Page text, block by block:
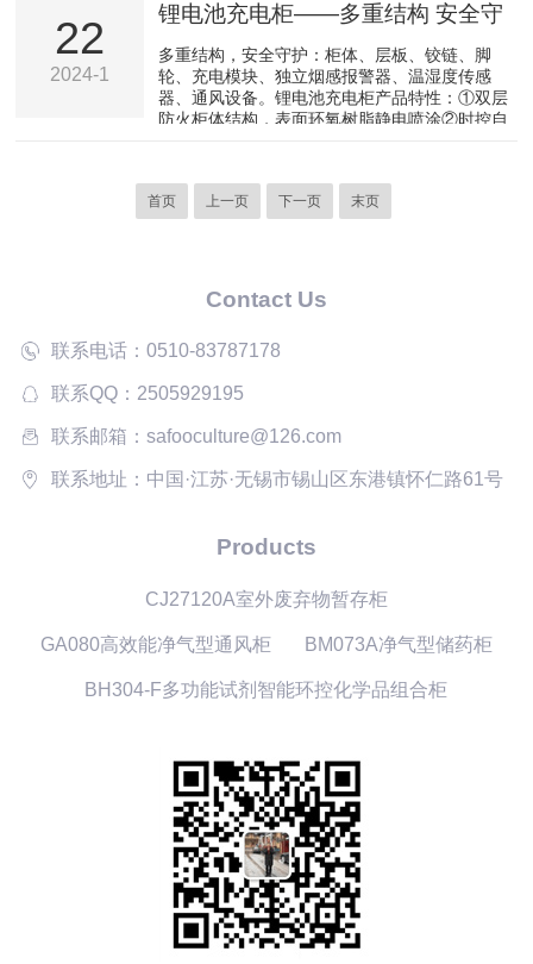
保持自净型储药柜功能正常的基础。要定期清洁
同时，使用适当的消毒剂对储药柜进行消毒，确
保药品的卫生安全。2、注意温湿度控制自净型
储药柜通常配备温湿度控制系统，要确保系统正
常工作。定期检查温湿...
22
2024-1
锂电池充电柜——多重结构 安全守
护
多重结构，安全守护：柜体、层板、铰链、脚
轮、充电模块、独立烟感报警器、温湿度传感
器、通风设备。锂电池充电柜产品特性：①双层
防火柜体结构，表面环氧树脂静电喷涂②时控自
立开关设计，过载保护，漏电保护，安装有透明
防护罩⑤PDU专用机柜电源，阻燃材质，分隔式
热⑧底部配...
首页 上一页 下一页 末页
Contact Us
联系电话：0510-83787178
联系QQ：2505929195
联系邮箱：safooculture@126.com
联系地址：中国·江苏·无锡市锡山区东港镇怀仁路61号
Products
CJ27120A室外废弃物暂存柜
GA080高效能净气型通风柜 BM073A净气型储药柜
BH304-F多功能试剂智能环控化学品组合柜